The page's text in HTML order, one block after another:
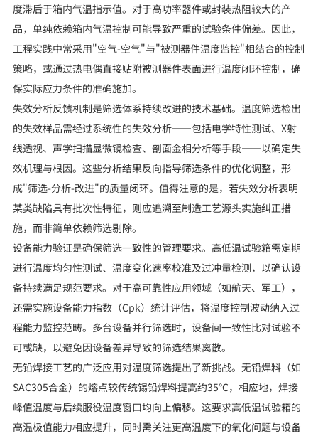
度滞后于箱内气温指示值。对于高功率器件或封装热阻较大的产
品，单纯依赖箱内气温控制可能导致严重的试验条件偏差。因此，
工程实践中常采用"空气-空气"与"被测器件温度监控"相结合的控制
策略，或通过热电偶直接贴附被测器件表面进行温度闭环控制，确
保实际应力条件的准确施加。
失效分析反馈机制是筛选体系持续改进的技术基础。温度筛选检出
的失效样品需经过系统性的失效分析——包括电学特性测试、X射
线透视、声学扫描显微镜检查、剖面金相分析等手段——以确定失
效机理与根因。这些分析结果反向指导筛选条件的优化调整，形
成"筛选-分析-改进"的质量闭环。值得注意的是，若失效分析表明
某类缺陷具有批次性特征，则应追溯至制造工艺源头实施纠正措
施，而非简单依赖筛选剔除。
设备能力验证是确保筛选一致性的管理要求。高低温试验箱需定期
进行温度均匀性测试、温度变化速率校准及过冲量检测，以确认设
备持续满足规范要求。对于高可靠性应用领域（如航天、军工），
还需实施设备能力指数（Cpk）统计评估，将温度控制波动纳入过
程能力监控范畴。多台设备并行筛选时，设备间一致性比对试验不
可或缺，以避免因设备差异导致的筛选结果离散。
无铅焊接工艺的广泛应用对温度筛选提出了新挑战。无铅焊料（如
SAC305合金）的熔点较传统锡铅焊料提高约35℃，相应地，焊接
峰值温度与后续服役温度窗口均向上偏移。这要求高低温试验箱的
高温极值能力相应提升，同时需关注更高温度下的氧化问题与设备